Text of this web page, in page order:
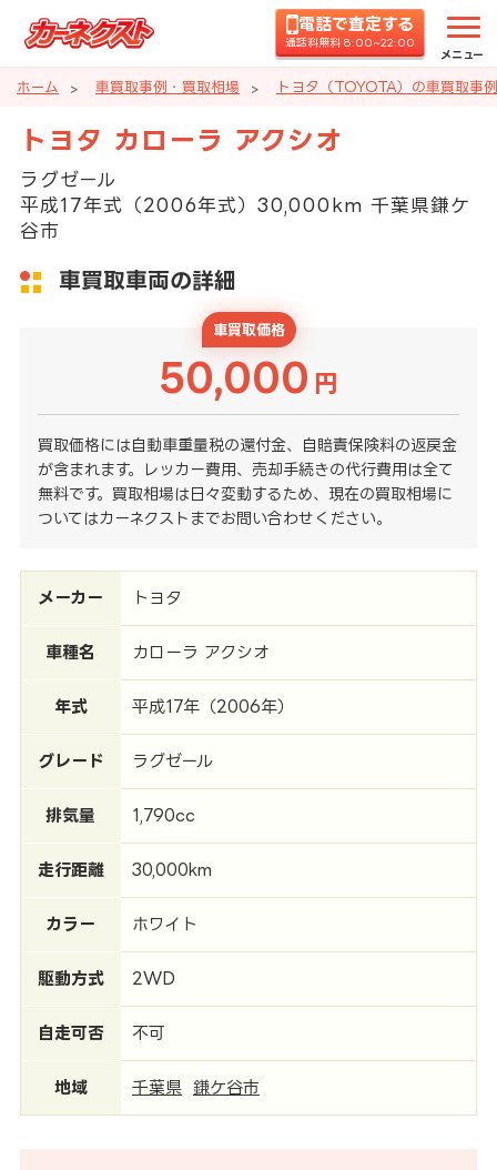
電話で査定する
通話料無料 8:00~22:00
メニュー
ホーム 車買取事例・買取相場 トヨタ（TOYOTA）の車買取事
トヨタ カローラ アクシオ
ラグゼール
平成17年式（2006年式）30,000km 千葉県鎌ケ
谷市
車買取車両の詳細
車買取価格
50,000 円
買取価格には自動車重量税の還付金、自賠責保険料の返戻金
が含まれます。レッカー費用、売却手続きの代行費用は全て
無料です。買取相場は日々変動するため、現在の買取相場に
ついてはカーネクストまでお問い合わせください。
メーカー トヨタ
車種名 カローラ アクシオ
年式 平成17年（2006年）
グレード ラグゼール
排気量 1,790cc
走行距離 30,000km
カラー ホワイト
駆動方式 2WD
自走可否 不可
地域 千葉県 鎌ケ谷市